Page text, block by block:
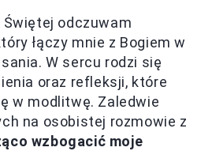
Świętej odczuwam
łączy mnie z Bogiem w
W sercu rodzi się
oraz refleksji, które
w modlitwę. Zaledwie
na osobistej rozmowie z
wzbogacić moje